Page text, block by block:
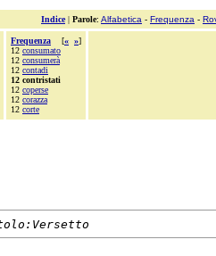
Indice| Parole: Alfabetica - Frequenza -
Frequenza [« »]
12 consumato
12 consumerà
12 contadi
12 contristati
12 coperse
12 corazza
12 corte